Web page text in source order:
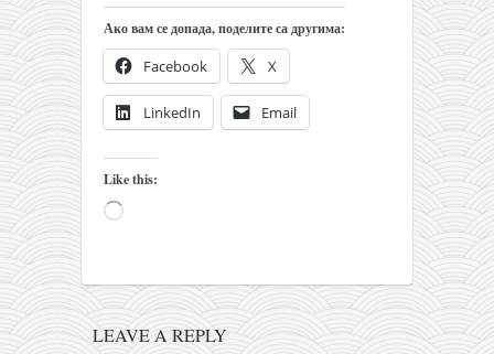
прота Воја
уместо твитера
календар српски
азбуки и књиге
Окинава карате
бубиши
карате
Ако вам се допада, поделите са другима:
Facebook X
LinkedIn Email
Like this:
Loading…
LEAVE A REPLY